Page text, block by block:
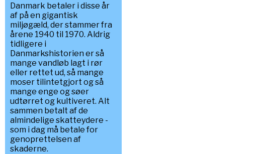
Danmark betaler i disse år
af på en gigantisk
miljøgæld, der stammer fra
årene 1940 til 1970. Aldrig
tidligere i
Danmarkshistorien er så
mange vandløb lagt i rør
eller rettet ud, så mange
moser tilintetgjort og så
mange enge og søer
udtørret og kultiveret. Alt
sammen betalt af de
almindelige skatteydere -
som i dag må betale for
genoprettelsen af
skaderne.